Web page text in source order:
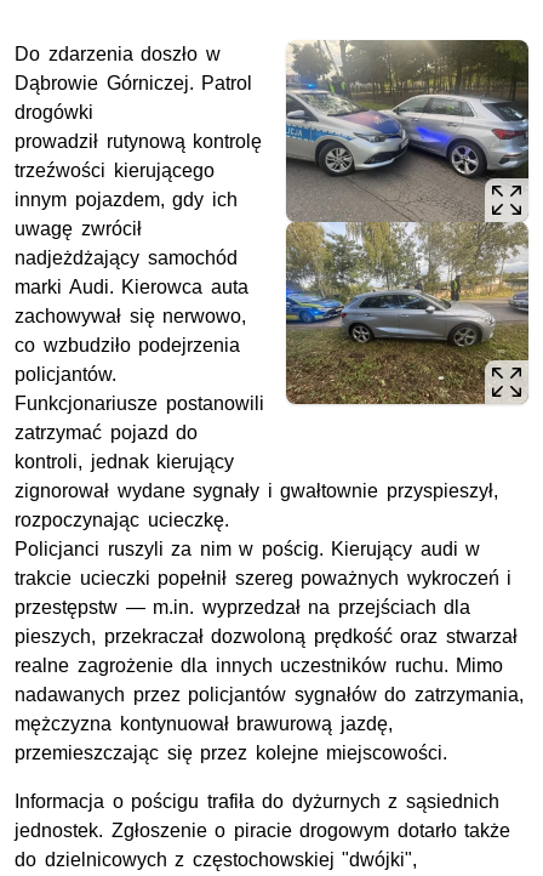
Do zdarzenia doszło w
Dąbrowie Górniczej. Patrol
drogówki
prowadził rutynową kontrolę
trzeźwości kierującego
innym pojazdem, gdy ich
uwagę zwrócił
nadjeżdżający samochód
marki Audi. Kierowca auta
zachowywał się nerwowo,
co wzbudziło podejrzenia
policjantów.
Funkcjonariusze postanowili
zatrzymać pojazd do
kontroli, jednak kierujący
zignorował wydane sygnały i gwałtownie przyspieszył,
rozpoczynając ucieczkę.
Policjanci ruszyli za nim w pościg. Kierujący audi w
trakcie ucieczki popełnił szereg poważnych wykroczeń i
przestępstw — m.in. wyprzedzał na przejściach dla
pieszych, przekraczał dozwoloną prędkość oraz stwarzał
realne zagrożenie dla innych uczestników ruchu. Mimo
nadawanych przez policjantów sygnałów do zatrzymania,
mężczyzna kontynuował brawurową jazdę,
przemieszczając się przez kolejne miejscowości.
Informacja o pościgu trafiła do dyżurnych z sąsiednich
jednostek. Zgłoszenie o piracie drogowym dotarło także
do dzielnicowych z częstochowskiej "dwójki",